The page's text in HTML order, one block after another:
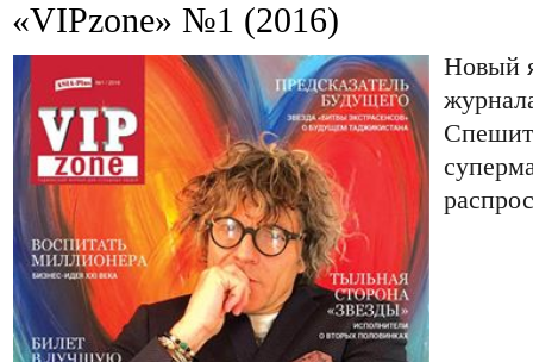
«VIPzone» №1 (2016)
Новый